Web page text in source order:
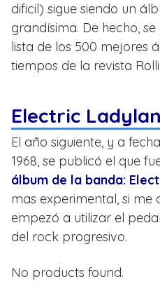
dificil) sigue siendo un
grandísima. De hecho,
lista de los 500 mejores
tiempos de la revista
Electric
El año siguiente, y a
1968, se publicó el que
álbum de la banda:
mas experimental, si me
empezó a utilizar el
del rock progresivo.
No products found.